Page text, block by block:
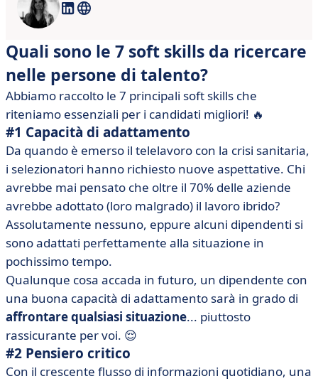
Quali sono le 7 soft skills da ricercare
nelle persone di talento?
Abbiamo raccolto le 7 principali soft skills che
riteniamo essenziali per i candidati migliori! 🔥
#1 Capacità di adattamento
Da quando è emerso il telelavoro con la crisi sanitaria,
i selezionatori hanno richiesto nuove aspettative. Chi
avrebbe mai pensato che oltre il 70% delle aziende
avrebbe adottato (loro malgrado) il lavoro ibrido?
Assolutamente nessuno, eppure alcuni dipendenti si
sono adattati perfettamente alla situazione in
pochissimo tempo.
Qualunque cosa accada in futuro, un dipendente con
una buona capacità di adattamento sarà in grado di
affrontare qualsiasi situazione... piuttosto
rassicurante per voi. 😌
#2 Pensiero critico
Con il crescente flusso di informazioni quotidiano, una